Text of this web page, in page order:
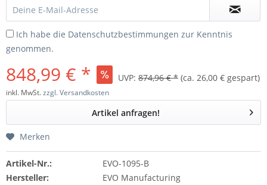
Ich habe die Datenschutzbestimmungen zur Kenntnis
genommen.
848,99 € * UVP: 874,96 € * (ca. 26,00 € gespart)
inkl. MwSt.zzgl. Versandkosten
Artikel anfragen!
Merken
Artikel-Nr.:
EVO-1095-B
Hersteller:
EVO Manufacturing